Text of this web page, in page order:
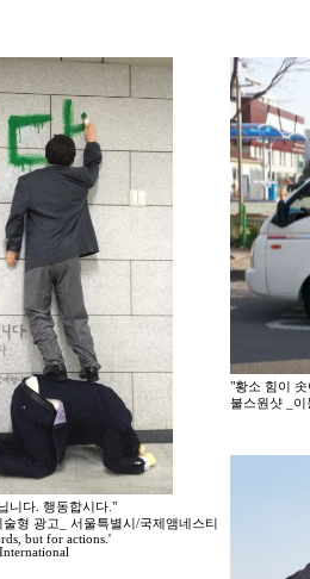
니다. 행동합시다."
형 광고_ 서울특별시/국제앰네스티
but for actions.'
"황소 힘이
불스원샷 _이